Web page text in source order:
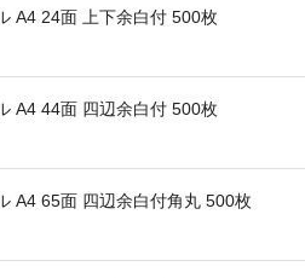
A4 24面 上下余白付 500枚
A4 44面 四辺余白付 500枚
A4 65面 四辺余白付角丸 500枚